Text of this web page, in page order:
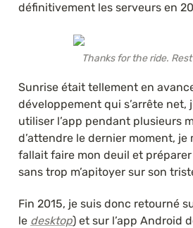
définitivement les serveurs en
Thanks for the ride.
Sunrise était tellement en
développement qui s’arrête net,
utiliser l’app pendant plusieurs
d’attendre le dernier moment, je
fallait faire mon deuil et préparer
sans trop m’apitoyer sur son
Fin 2015, je suis donc retourné
le desktop) et sur l’app Android